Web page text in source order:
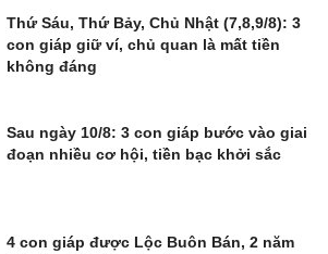
Thứ Sáu, Thứ Bảy, Chủ Nhật (7,8,9/8): 3
con giáp giữ ví, chủ quan là mất tiền
không đáng
Sau ngày 10/8: 3 con giáp bước vào giai
đoạn nhiều cơ hội, tiền bạc khởi sắc
4 con giáp được Lộc Buôn Bán, 2 năm